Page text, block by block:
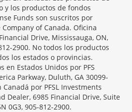
y los productos de fondos
Funds son suscritos por
of Canada. Oficina
Drive, Mississauga, ON,
2900. No todos los productos
los estados o provincias.
en Estados Unidos por PFS
Parkway, Duluth, GA 30099-
por PFSL Investments
Dealer, 6985 Financial Drive, Suite
0G3, 905-812-2900.